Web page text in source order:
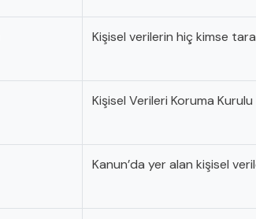
Kişisel verilerin hiç kimse
Kişisel Verileri Koruma Kurulu
Kanun’da yer alan kişisel